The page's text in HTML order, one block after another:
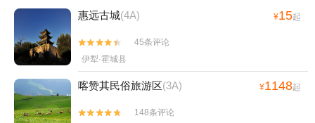
惠远古城(4A) ¥15起


45条评论
伊犁·霍城县
喀赞其民俗旅游区(3A) ¥1148起


148条评论